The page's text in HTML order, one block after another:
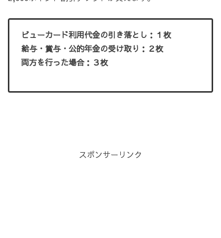
ビューカード利用代金の引き落とし：１枚
給与・賞与・公的年金の受け取り：２枚
両方を行った場合：３枚
スポンサーリンク